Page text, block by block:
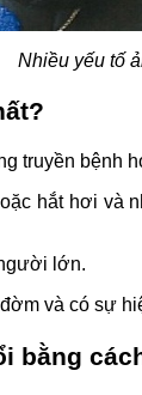
Nhiều yếu tố
truyền
hắt hơi
lớn.
và có sự
bằng